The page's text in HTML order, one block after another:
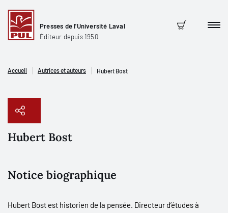
Presses de l'Université Laval
Éditeur depuis 1950
Panier
Accueil Autrices et auteurs Hubert Bost
Hubert Bost
Notice biographique
Hubert Bost est historien de la pensée. Directeur d’études à